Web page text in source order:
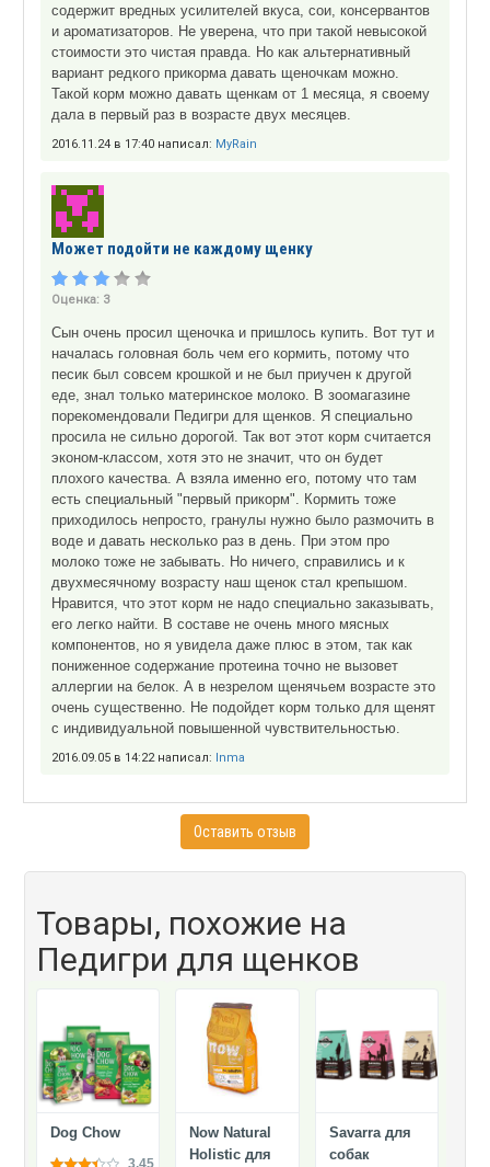
содержит вредных усилителей вкуса, сои, консервантов
и ароматизаторов. Не уверена, что при такой невысокой
стоимости это чистая правда. Но как альтернативный
вариант редкого прикорма давать щеночкам можно.
Такой корм можно давать щенкам от 1 месяца, я своему
дала в первый раз в возрасте двух месяцев.
2016.11.24 в 17:40 написал: MyRain
Может подойти не каждому щенку
Оценка: 3
Сын очень просил щеночка и пришлось купить. Вот тут и
началась головная боль чем его кормить, потому что
песик был совсем крошкой и не был приучен к другой
еде, знал только материнское молоко. В зоомагазине
порекомендовали Педигри для щенков. Я специально
просила не сильно дорогой. Так вот этот корм считается
эконом-классом, хотя это не значит, что он будет
плохого качества. А взяла именно его, потому что там
есть специальный "первый прикорм". Кормить тоже
приходилось непросто, гранулы нужно было размочить в
воде и давать несколько раз в день. При этом про
молоко тоже не забывать. Но ничего, справились и к
двухмесячному возрасту наш щенок стал крепышом.
Нравится, что этот корм не надо специально заказывать,
его легко найти. В составе не очень много мясных
компонентов, но я увидела даже плюс в этом, так как
пониженное содержание протеина точно не вызовет
аллергии на белок. А в незрелом щенячьем возрасте это
очень существенно. Не подойдет корм только для щенят
с индивидуальной повышенной чувствительностью.
2016.09.05 в 14:22 написал: Inma
Оставить отзыв
Товары, похожие на
Педигри для щенков
Dog Chow
3,45
Now Natural
Holistic для
Savarra для
собак